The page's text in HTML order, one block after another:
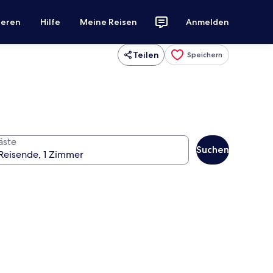
Hilfe Meine Reisen Anmelden
Teilen Speichern
Suchen